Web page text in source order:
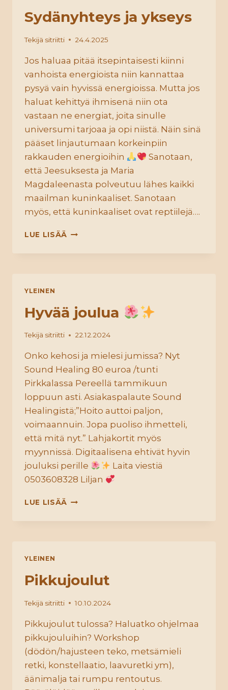
Sydänyhteys ja ykseys
Tekijä sitriitti 24.4.2025
Jos haluaa pitää itsepintaisesti kiinni
vanhoista energioista niin kannattaa
pysyä vain hyvissä energioissa. Mutta jos
haluat kehittyä ihmisenä niin ota
vastaan ne energiat, joita sinulle
universumi tarjoaa ja opi niistä. Näin sinä
pääset linjautumaan korkeinpiin
rakkauden energioihin
Sanotaan,
että Jeesuksesta ja Maria
Magdaleenasta polveutuu lähes kaikki
maailman kuninkaaliset. Sanotaan
myös, että kuninkaaliset ovat reptiilejä….
LUE LISÄÄ SYDÄNYHTEYS
YLEINEN
Hyvää joulua
Tekijä sitriitti 22.12.2024
Onko kehosi ja mielesi jumissa? Nyt
Sound Healing 80 euroa /tunti
Pirkkalassa Pereellä tammikuun
loppuun asti. Asiakaspalaute Sound
Healingistä;”Hoito auttoi paljon,
voimaannuin. Jopa puoliso ihmetteli,
että mitä nyt.” Lahjakortit myös
myynnissä. Digitaalisena ehtivät hyvin
jouluksi perille
Laita viestiä
0503608328 Liljan
LUE LISÄÄ HYVÄÄ
YLEINEN
Pikkujoulut
Tekijä sitriitti 10.10.2024
Pikkujoulut tulossa? Haluatko ohjelmaa
pikkujouluihin? Workshop
(dödön/hajusteen teko, metsämieli
retki, konstellaatio, laavuretki ym),
äänimalja tai rumpu rentoutus.